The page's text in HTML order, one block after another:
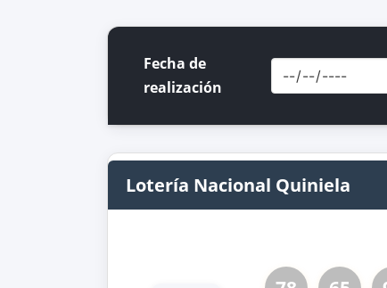
Fecha de
realización
Lotería Nacional Quiniela